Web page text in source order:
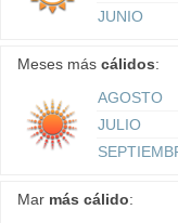
JUNIO
Meses más cálidos:
AGOSTO
JULIO
Mar más cálido: